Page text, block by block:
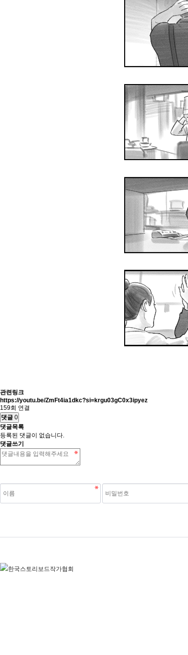
관련링크
https://youtu.be/ZmFt4ia1dkc?si=krgu03gC0x3ipyez
159회 연결
댓글 0
댓글목록
등록된 댓글이 없습니다.
댓글쓰기